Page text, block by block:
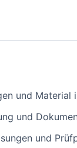
und Material
und
und